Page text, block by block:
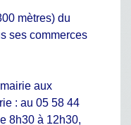
mètres) du
ses commerces
aux
: au 05 58 44
8h30 à 12h30,